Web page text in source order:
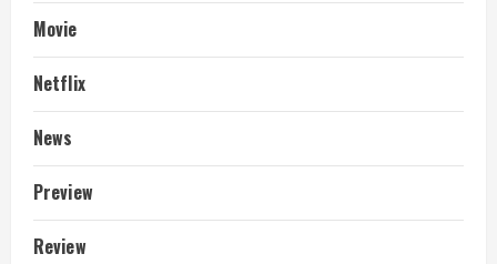
Movie
Netflix
News
Preview
Review